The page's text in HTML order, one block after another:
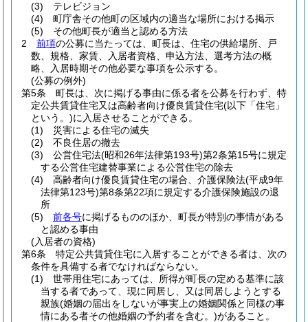
(3)
テレビジョン
(4)
町庁舎その他町の区域内の適当な場所における掲示
(5)
その他町長が適当と認める方法
2
前項の公募に当たっては、町長は、住宅の供給場所、戸
数、規格、家賃、入居者資格、申込方法、選考方法の概
略、入居時期その他必要な事項を公示する。
(公募の例外)
第5条
町長は、次に掲げる事由に係る者を公募を行わず、特
定公共賃貸住宅又は高齢者向け優良賃貸住宅(以下「住宅」
という。)に入居させることができる。
(1)
災害による住宅の滅失
(2)
不良住居の撤去
(3)
公営住宅法(昭和26年法律第193号)第2条第15号に規定
する公営住宅建替事業による公営住宅の除去
(4)
高齢者向け優良賃貸住宅の場合、介護保険法(平成9年
法律第123号)第8条第22項に規定する介護保険施設の退
所
(5)
前各号に掲げるもののほか、町長が特別の事情がある
と認める事由
(入居者の資格)
第6条
特定公共賃貸住宅に入居することができる者は、次の
条件を具備する者でなければならない。
(1)
世帯用住宅にあっては、所得が町長の定める基準に該
当する者であって、現に同居し、又は同居しようとする
親族(婚姻の届出をしないが事実上の婚姻関係と同様の事
情にある者その他婚姻の予約者を含む。)があること。